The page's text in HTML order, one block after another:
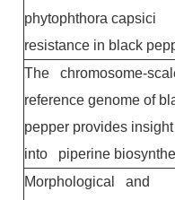
phytophthora capsici
resistance in black
The chromosome-
reference genome of
pepper provides insight
into piperine
Morphological and